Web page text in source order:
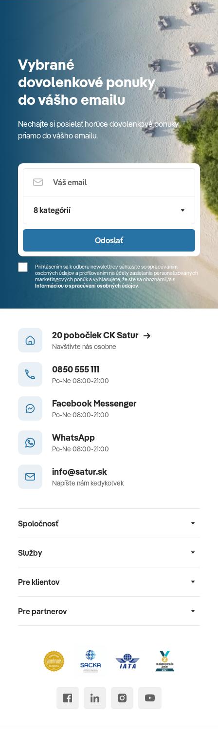
Vybrané
dovolenkové ponuky
do vášho emailu
Nechajte si posielať horúce dovolenkové ponuky
priamo do vášho emailu.
8 kategórií
Odoslať
Prihlásením sa k odberu newslettrov súhlasíte so spracúvaním
osobných údajov a profilovaním na účely zasielania personalizovaných
marketingových ponúk a vyhlasujete, že ste sa oboznámil/a s
Informáciou o spracúvaní osobných údajov.
20 pobočiek CK Satur
Navštívte nás osobne
0850 555 111
Po-Ne 08:00-21:00
Facebook Messenger
Po-Ne 08:00-21:00
WhatsApp
Po-Ne 08:00-21:00
info@satur.sk
Napíšte nám kedykoľvek
Spoločnosť
Služby
Pre klientov
Pre partnerov